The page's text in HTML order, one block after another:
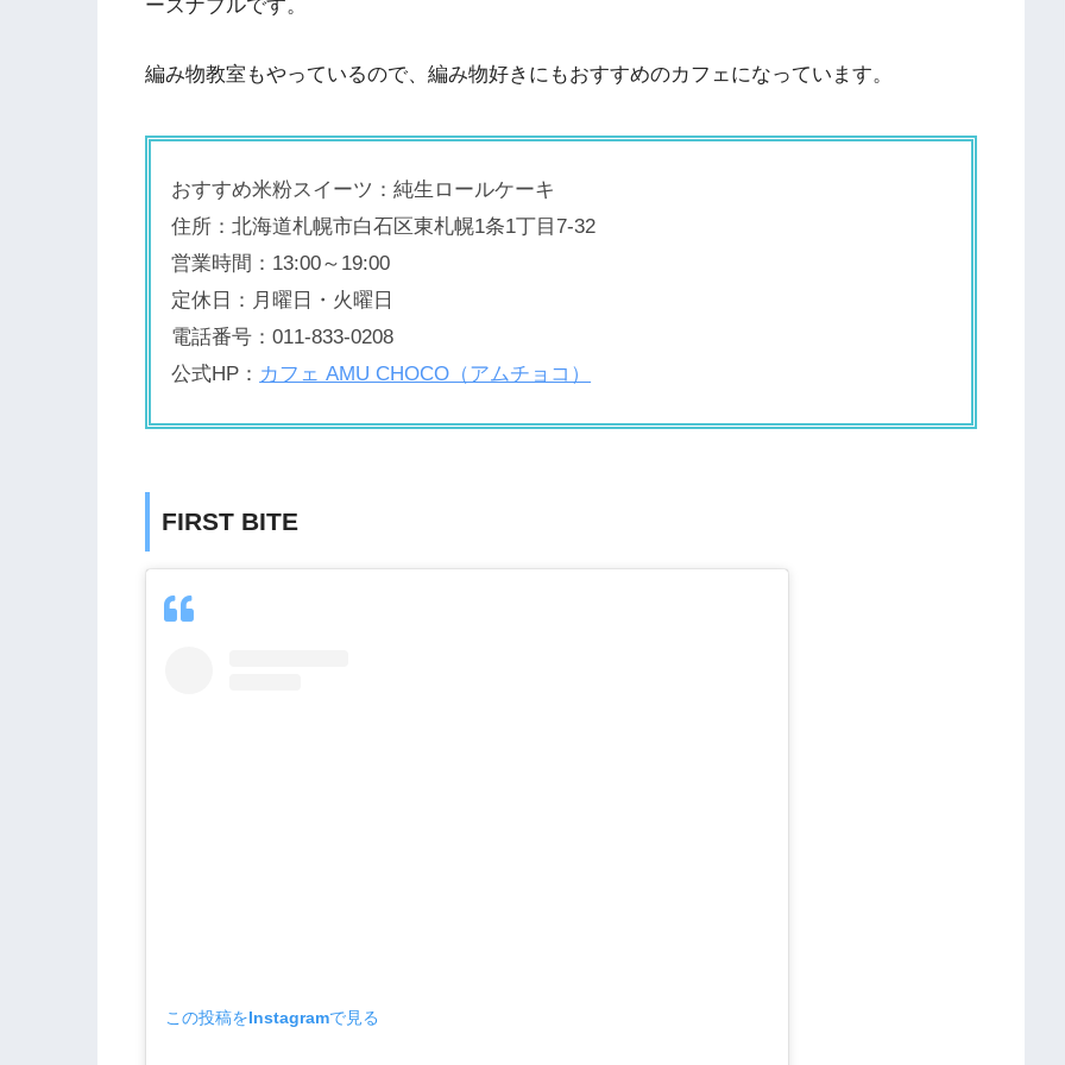
ーズナブルです。
編み物教室もやっているので、編み物好きにもおすすめのカフェになっています。
おすすめ米粉スイーツ：純生ロールケーキ
住所：北海道札幌市白石区東札幌1条1丁目7-32
営業時間：13:00～19:00
定休日：月曜日・火曜日
電話番号：011-833-0208
公式HP： カフェ AMU CHOCO（アムチョコ）
FIRST BITE
この投稿をInstagramで見る